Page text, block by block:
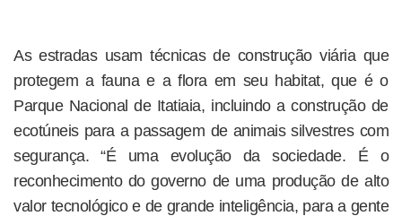
As estradas usam técnicas de construção viária que
protegem a fauna e a flora em seu habitat, que é o
Parque Nacional de Itatiaia, incluindo a construção de
ecotúneis para a passagem de animais silvestres com
segurança. “É uma evolução da sociedade. É o
reconhecimento do governo de uma produção de alto
valor tecnológico e de grande inteligência, para a gente